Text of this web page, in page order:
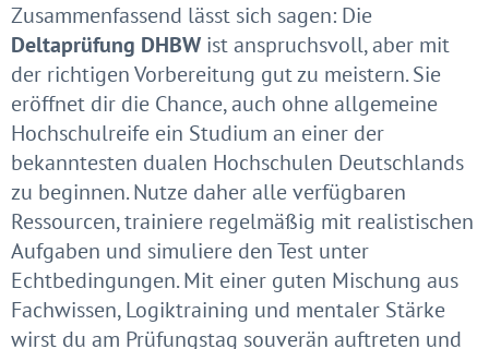
Zusammenfassend lässt sich sagen: Die
Deltaprüfung DHBW ist anspruchsvoll, aber mit
der richtigen Vorbereitung gut zu meistern. Sie
eröffnet dir die Chance, auch ohne allgemeine
Hochschulreife ein Studium an einer der
bekanntesten dualen Hochschulen Deutschlands
zu beginnen. Nutze daher alle verfügbaren
Ressourcen, trainiere regelmäßig mit realistischen
Aufgaben und simuliere den Test unter
Echtbedingungen. Mit einer guten Mischung aus
Fachwissen, Logiktraining und mentaler Stärke
wirst du am Prüfungstag souverän auftreten und